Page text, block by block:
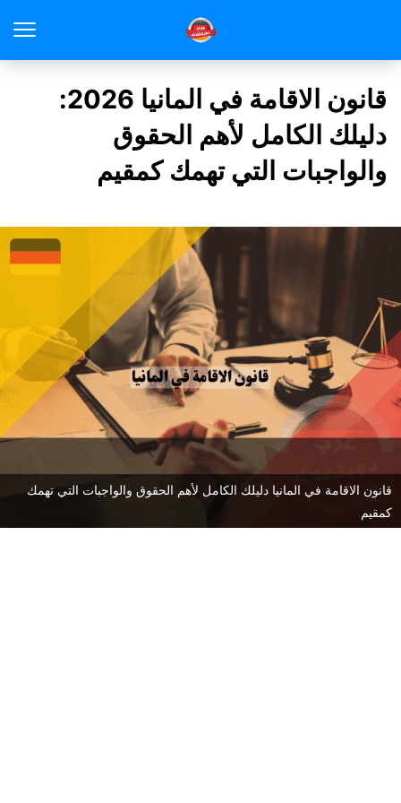
قانون الاقامة في المانيا 2026:
دليلك الكامل لأهم الحقوق
والواجبات التي تهمك كمقيم
قانون الاقامة في المانيا دليلك الكامل لأهم الحقوق والواجبات التي تهمك
كمقيم